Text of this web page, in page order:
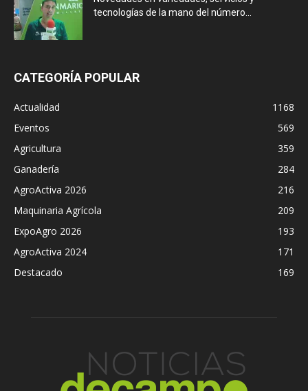
tecnologías de la mano del número...
CATEGORÍA POPULAR
Actualidad
1168
Eventos
569
Agricultura
359
Ganadería
284
AgroActiva 2026
216
Maquinaria Agrícola
209
ExpoAgro 2026
193
AgroActiva 2024
171
Destacado
169